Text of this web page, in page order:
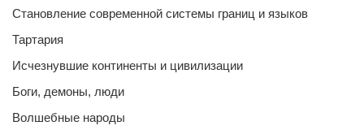
Становление современной системы границ и языков
Тартария
Исчезнувшие континенты и цивилизации
Боги, демоны, люди
Волшебные народы